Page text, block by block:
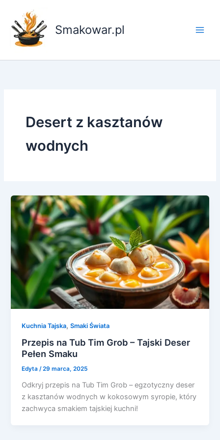
treści
Smakowar.pl
Desert z kasztanów
wodnych
Kuchnia Tajska,Smaki Świata
Przepis na Tub Tim Grob – Tajski Deser
Pełen Smaku
Edyta/29 marca, 2025
Odkryj przepis na Tub Tim Grob – egzotyczny deser
z kasztanów wodnych w kokosowym syropie, który
zachwyca smakiem tajskiej kuchni!